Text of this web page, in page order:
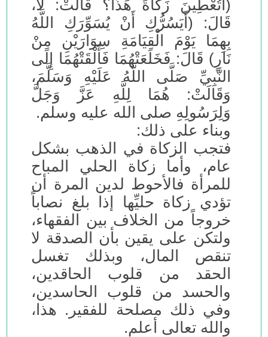
(أَتُعْطِينَ زَكَاةَ هَذَا؟ قَالَتْ: لا،
قَالَ: (أَيَسُرُّكِ أَنْ يُسَوِّرَكِ اللَّهُ
بِهِمَا يَوْمَ الْقِيَامَةِ سِوَارَيْنِ مِنْ
نَارٍ) قَالَ: فَخَلَعَتْهُمَا فَأَلْقَتْهُمَا إِلَى
النَّبِيِّ صَلَّى اللَّهُ عَلَيْهِ وَسَلَّمَ،
وَقَالَتْ: هُمَا لِلَّهِ عَزَّ وَجَلَّ
وَلِرَسُولِهِ صلى الله عليه وسلم.
وبناء على ذلك:
فتجب الزكاة في الذهب بشكل
عام، وأما زكاة الحلي المباح
للمرأة فالأحوط لدين المرة أن
تؤدي زكاة حليِّها إذا بلغ نصاباً
خروجاً من الخلاف بين الفقهاء،
ولتكن على يقين بأن الصدقة لا
تنقص المال، وبذلك تغسل
الحقد من قلوب الحاقدين،
والحسد من قلوب الحاسدين،
وفي ذلك مصلحة للفقير. هذا،
والله تعالى أعلم.